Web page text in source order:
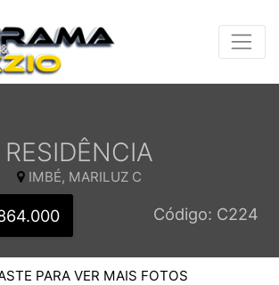
RESIDÊNCIA
IMBÉ, MARILUZ C
Código: C224
PARA VER MAIS FOTOS